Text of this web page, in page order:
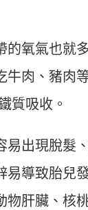
的氧氣也就
牛肉、豬肉
質吸收。
易出現脫髮
易導致胎兒
物肝臟、核